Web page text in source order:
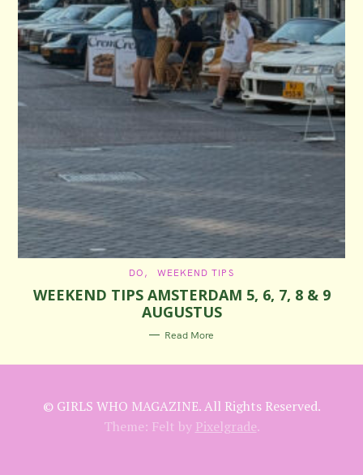
C
T
E
G
O
R
I
DO WEEKEND TIPS
WEEKEND TIPS AMSTERDAM 5, 6, 7, 8 & 9
AUGUSTUS
Read More
© GIRLS WHO MAGAZINE. All Rights Reserved.
Theme: Felt by Pixelgrade.